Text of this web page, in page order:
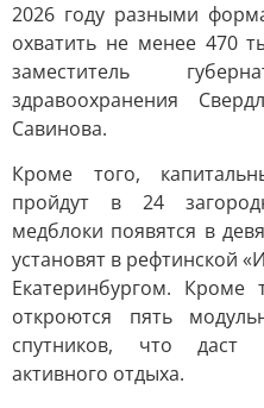
2026 году разными
охватить не менее 470
заместитель
здравоохранения
Савинова.
Кроме того,
пройдут в 24
медблоки появятся в
установят в рефтинской
Екатеринбургом.
откроются пять
спутников, что даст
активного отдыха.